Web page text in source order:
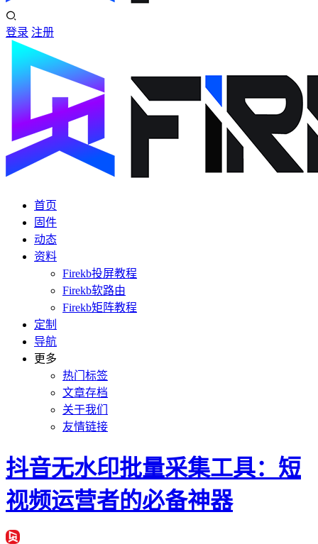
登录 注册
首页
固件
动态
资料
Firekb投屏教程
Firekb软路由
Firekb矩阵教程
定制
导航
更多
热门标签
文章存档
关于我们
友情链接
抖音无水印批量采集工具：短
视频运营者的必备神器